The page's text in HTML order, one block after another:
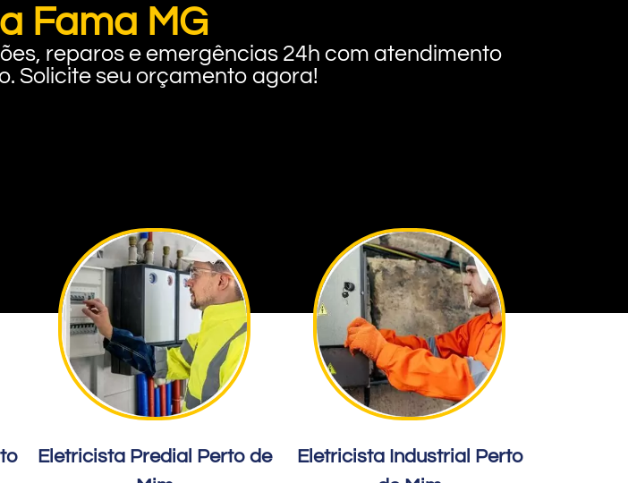
Fama MG
reparos e emergências 24h com atendimento
Solicite seu orçamento agora!
Eletricista Predial Perto de
Eletricista Industrial Perto